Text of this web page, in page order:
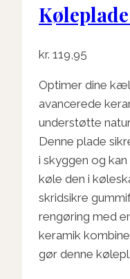
kr. 119,95
Optimer dine
avancerede
understøtte
Denne plade
i skyggen og
køle den i
skridsikre
rengøring med
keramik
gør denne